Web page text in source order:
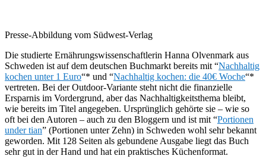
Presse-Abbildung vom Südwest-Verlag
Die studierte Ernährungswissenschaftlerin Hanna Olvenmark aus
Schweden ist auf dem deutschen Buchmarkt bereits mit “Nachhaltig
kochen unter 1 Euro“* und “Nachhaltig kochen: die 40€ Woche“*
vertreten. Bei der Outdoor-Variante steht nicht die finanzielle
Ersparnis im Vordergrund, aber das Nachhaltigkeitsthema bleibt,
wie bereits im Titel angegeben. Ursprünglich gehörte sie – wie so
oft bei den Autoren – auch zu den Bloggern und ist mit “Portionen
under tian” (Portionen unter Zehn) in Schweden wohl sehr bekannt
geworden. Mit 128 Seiten als gebundene Ausgabe liegt das Buch
sehr gut in der Hand und hat ein praktisches Küchenformat.